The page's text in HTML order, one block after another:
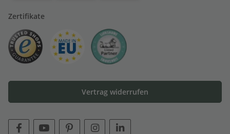
Zertifikate
Vertrag widerrufen